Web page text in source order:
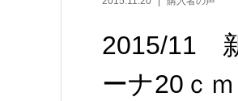
2015/11
ーナ20ｃ